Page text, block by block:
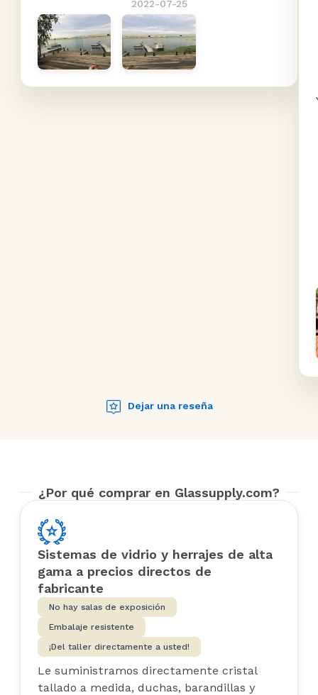
2022-07-25
Dejar una reseña
¿Por qué comprar en Glassupply.com?
Sistemas de vidrio y herrajes de alta
gama a precios directos de
fabricante
No hay salas de exposición
Embalaje resistente
¡Del taller directamente a usted!
Le suministramos directamente cristal
tallado a medida, duchas, barandillas y